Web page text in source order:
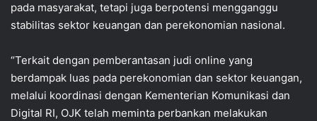
pada masyarakat, tetapi juga berpotensi mengganggu
stabilitas sektor keuangan dan perekonomian nasional.
“Terkait dengan pemberantasan judi online yang
berdampak luas pada perekonomian dan sektor keuangan,
melalui koordinasi dengan Kementerian Komunikasi dan
Digital RI, OJK telah meminta perbankan melakukan